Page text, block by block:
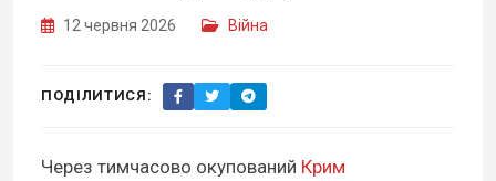
12 червня 2026 Війна
ПОДІЛИТИСЯ:
Через тимчасово окупований Крим